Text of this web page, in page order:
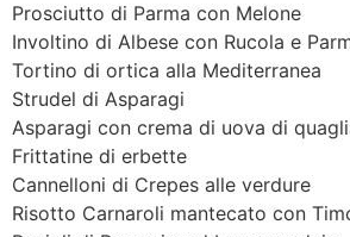
Prosciutto di Parma con Melone
Involtino di Albese con Rucola e
Tortino di ortica alla Mediterranea
Strudel di Asparagi
Asparagi con crema di uova di
Frittatine di erbette
Cannelloni di Crepes alle verdure
Risotto Carnaroli mantecato con